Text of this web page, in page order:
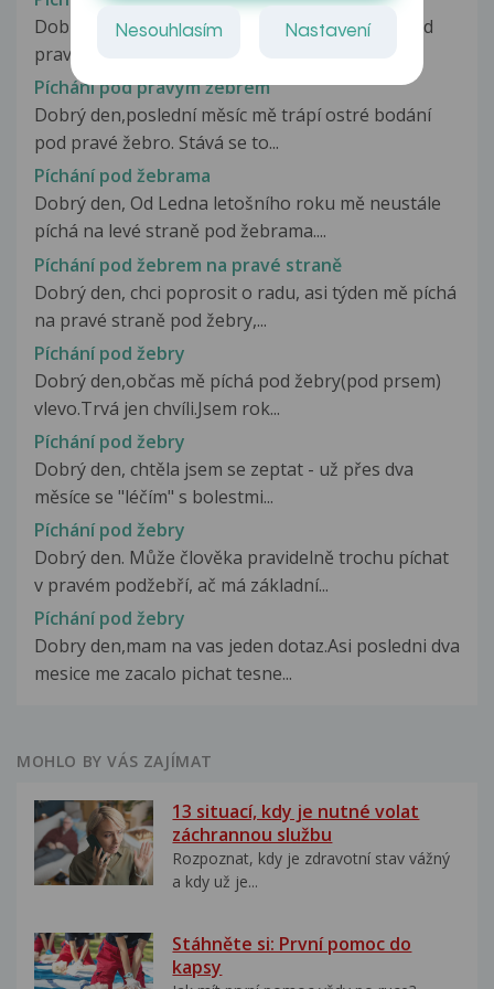
Dobry den, pri jizde na kole me zacne pichat pod
pravym zebrem cca po dvou minutach...
Píchání pod pravým žebrem
Dobrý den,poslední měsíc mě trápí ostré bodání
pod pravé žebro. Stává se to...
Píchání pod žebrama
Dobrý den, Od Ledna letošního roku mě neustále
píchá na levé straně pod žebrama....
Píchání pod žebrem na pravé straně
Dobrý den, chci poprosit o radu, asi týden mě píchá
na pravé straně pod žebry,...
Píchání pod žebry
Dobrý den,občas mě píchá pod žebry(pod prsem)
vlevo.Trvá jen chvíli.Jsem rok...
Píchání pod žebry
Dobrý den, chtěla jsem se zeptat - už přes dva
měsíce se "léčím" s bolestmi...
Píchání pod žebry
Dobrý den. Může člověka pravidelně trochu píchat
v pravém podžebří, ač má základní...
Píchání pod žebry
Dobry den,mam na vas jeden dotaz.Asi posledni dva
mesice me zacalo pichat tesne...
MOHLO BY VÁS ZAJÍMAT
13 situací, kdy je nutné volat
záchrannou službu
Rozpoznat, kdy je zdravotní stav vážný
a kdy už je...
Stáhněte si: První pomoc do
kapsy
Nesouhlasím Nastavení